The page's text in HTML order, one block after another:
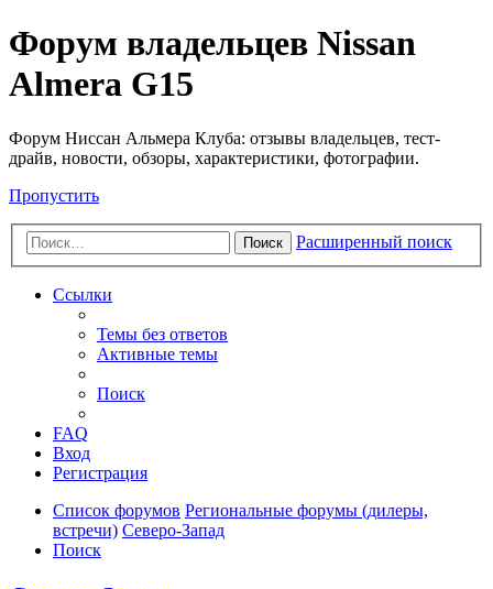
Форум владельцев Nissan
Almera G15
Форум Ниссан Альмера Клуба: отзывы владельцев, тест-
драйв, новости, обзоры, характеристики, фотографии.
Пропустить
Поиск Расширенный поиск
Ссылки
Темы без ответов
Активные темы
Поиск
FAQ
Вход
Регистрация
Список форумов Региональные форумы (дилеры,
встречи) Северо-Запад
Поиск